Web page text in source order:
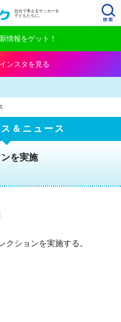
自分で考えるサッカーを
子どもたちに。
情報をゲット！
ンスタを見る
ス＆ニュース
を実施
クションを実施する。